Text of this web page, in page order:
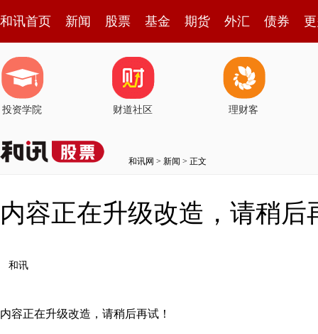
和讯首页 新闻 股票 基金 期货 外汇 债券
投资学院 财道社区 理财客
和讯网 > 新闻 > 正文
内容正在升级改造，请稍后
和讯
内容正在升级改造，请稍后再试！